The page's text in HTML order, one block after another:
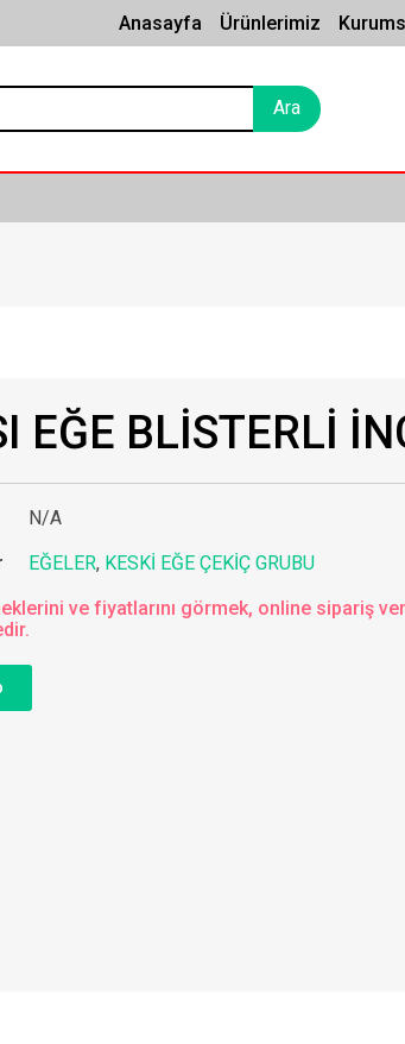
Anasayfa Ürünlerimiz
EĞE BLİSTERLİ
N/A
EĞELER, KESKİ EĞE ÇEKİÇ GRUBU
ve fiyatlarını görmek, online sipariş